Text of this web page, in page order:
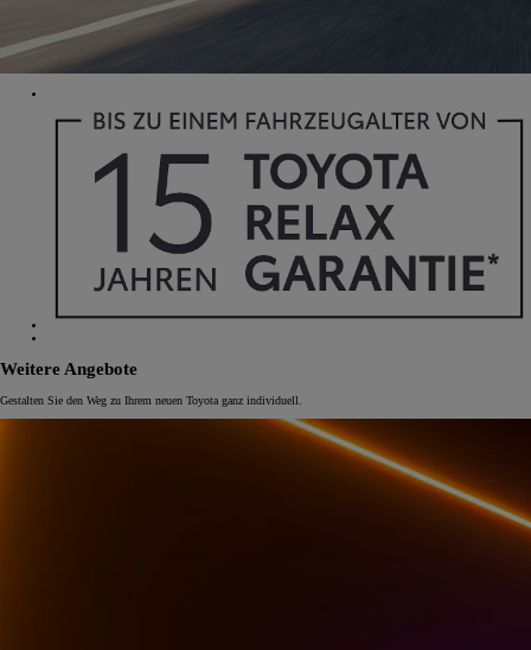
Weitere Angebote
Gestalten Sie den Weg zu Ihrem neuen Toyota ganz individuell.